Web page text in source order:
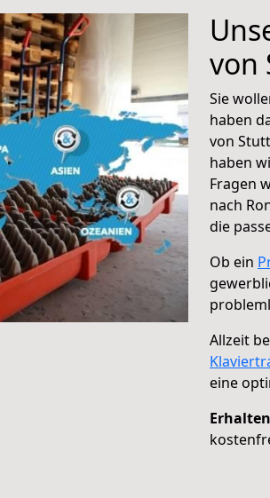
von
Sie
haben
von
haben
Fragen
nach
die
Ob ein
Allzeit
eine